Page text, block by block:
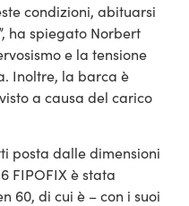
condizioni, abituarsi
ha spiegato Norbert
e la tensione
Inoltre, la barca è
a causa del carico
posta dalle dimensioni
FIPOFIX è stata
60, di cui è – con i suoi